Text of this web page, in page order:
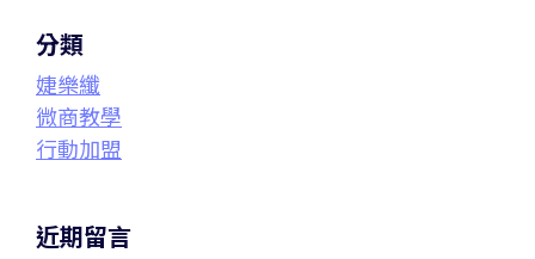
分類
婕樂纖
微商教學
行動加盟
近期留言